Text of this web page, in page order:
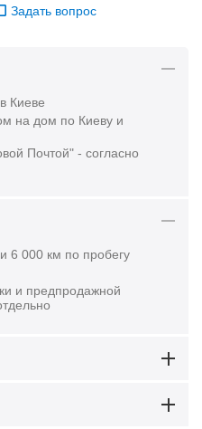
Задать вопрос
Киеве
на дом по Киеву и
Почтой" - согласно
6 000 км по пробегу
и предпродажной